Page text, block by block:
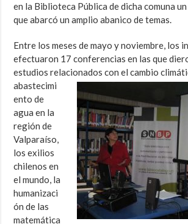
en la Biblioteca Pública de dicha comuna
que abarcó un amplio abanico de temas.
Entre los meses de mayo y noviembre, los
efectuaron 17 conferencias en las que
estudios relacionados con el cambio
abastecimi
ento de
agua en la
región de
Valparaíso,
los exilios
chilenos en
el mundo, la
humanizaci
ón de las
matemática